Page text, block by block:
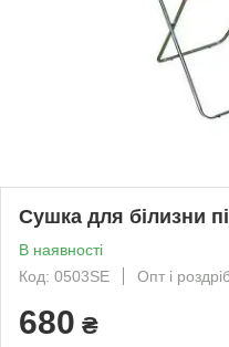
Сушка для білизни
В наявності
Код: 0503SE
Опт і
680 ₴